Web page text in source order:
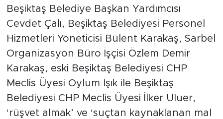
Beşiktaş Belediye Başkan Yardımcısı
Cevdet Çalı, Beşiktaş Belediyesi Personel
Hizmetleri Yöneticisi Bülent Karakaş, Sarbel
Organizasyon Büro İşçisi Özlem Demir
Karakaş, eski Beşiktaş Belediyesi CHP
Meclis Üyesi Oylum Işık ile Beşiktaş
Belediyesi CHP Meclis Üyesi İlker Uluer,
‘rüşvet almak’ ve ‘suçtan kaynaklanan mal